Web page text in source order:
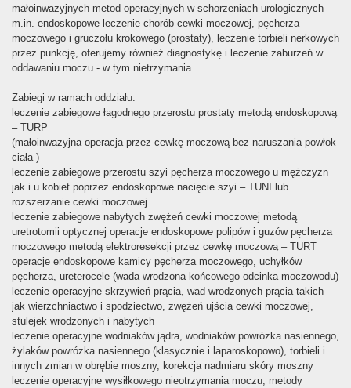
małoinwazyjnych metod operacyjnych w schorzeniach urologicznych
m.in. endoskopowe leczenie chorób cewki moczowej, pęcherza
moczowego i gruczołu krokowego (prostaty), leczenie torbieli nerkowych
przez punkcję, oferujemy również diagnostykę i leczenie zaburzeń w
oddawaniu moczu - w tym nietrzymania.
Zabiegi w ramach oddziału:
leczenie zabiegowe łagodnego przerostu prostaty metodą endoskopową
– TURP
(małoinwazyjna operacja przez cewkę moczową bez naruszania powłok
ciała )
leczenie zabiegowe przerostu szyi pęcherza moczowego u mężczyzn
jak i u kobiet poprzez endoskopowe nacięcie szyi – TUNI lub
rozszerzanie cewki moczowej
leczenie zabiegowe nabytych zwężeń cewki moczowej metodą
uretrotomii optycznej operacje endoskopowe polipów i guzów pęcherza
moczowego metodą elektroresekcji przez cewkę moczową – TURT
operacje endoskopowe kamicy pęcherza moczowego, uchyłków
pęcherza, ureterocele (wada wrodzona końcowego odcinka moczowodu)
leczenie operacyjne skrzywień prącia, wad wrodzonych prącia takich
jak wierzchniactwo i spodziectwo, zwężeń ujścia cewki moczowej,
stulejek wrodzonych i nabytych
leczenie operacyjne wodniaków jądra, wodniaków powrózka nasiennego,
żylaków powrózka nasiennego (klasycznie i laparoskopowo), torbieli i
innych zmian w obrębie moszny, korekcja nadmiaru skóry moszny
leczenie operacyjne wysiłkowego nieotrzymania moczu, metody